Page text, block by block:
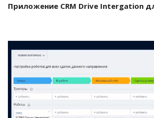
Приложение CRM Drive Intergation
Смотреть проект